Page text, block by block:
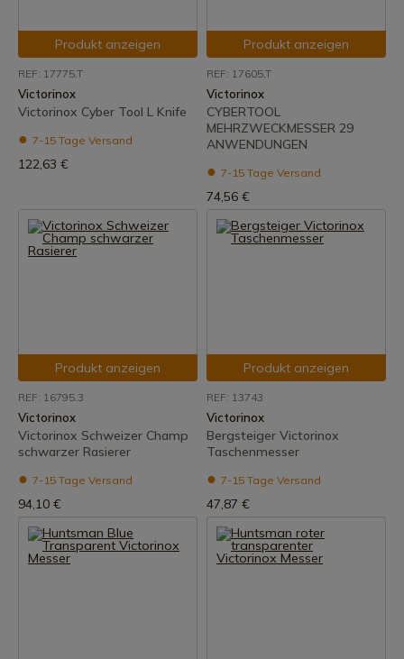
Produkt anzeigen
REF: 17775.T
Victorinox
Victorinox Cyber Tool L Knife
7-15 Tage Versand
122,63 €
Produkt anzeigen
REF: 17605.T
Victorinox
CYBERTOOL
MEHRZWECKMESSER 29
ANWENDUNGEN
7-15 Tage Versand
74,56 €
Produkt anzeigen
REF: 16795.3
Victorinox
Victorinox Schweizer Champ
schwarzer Rasierer
7-15 Tage Versand
94,10 €
Produkt anzeigen
REF: 13743
Victorinox
Bergsteiger Victorinox
Taschenmesser
7-15 Tage Versand
47,87 €